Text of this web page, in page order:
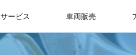
サービス
車検・点検
整備・修理
板金・塗装・架装
車両販売
車両販売について
車両販売一覧